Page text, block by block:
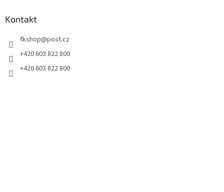
Kontakt
fkshop@post.cz
+420 603 822 800
+420 603 822 800